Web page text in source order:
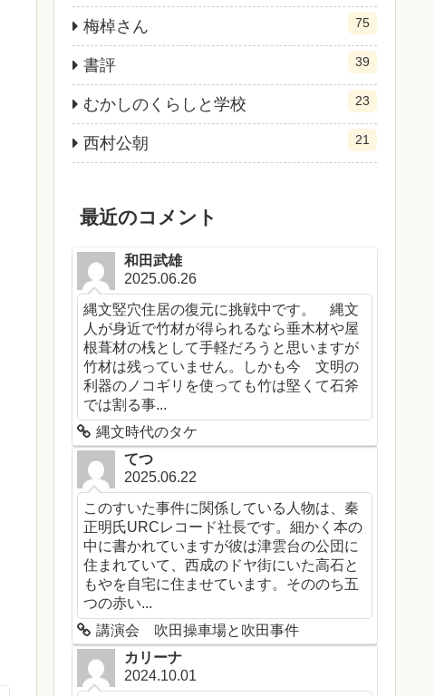
梅棹さん 75
書評 39
むかしのくらしと学校 23
西村公朝 21
最近のコメント
和田武雄
2025.06.26
縄文竪穴住居の復元に挑戦中です。 縄文
人が身近で竹材が得られるなら垂木材や屋
根葺材の桟として手軽だろうと思いますが
竹材は残っていません。しかも今 文明の
利器のノコギリを使っても竹は堅くて石斧
では割る事...
縄文時代のタケ
てつ
2025.06.22
このすいた事件に関係している人物は、秦
正明氏URCレコード社長です。細かく本の
中に書かれていますが彼は津雲台の公団に
住まれていて、西成のドヤ街にいた高石と
もやを自宅に住ませています。そののち五
つの赤い...
講演会 吹田操車場と吹田事件
カリーナ
2024.10.01